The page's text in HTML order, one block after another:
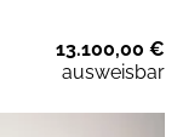
13.100,00 €
ausweisbar